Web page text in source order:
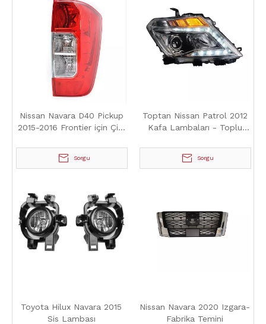
Nissan Navara D40 Pickup
2015-2016 Frontier için Çift
Sorgu
Toptan Nissan Patrol 2012
Kafa Lambaları - Toplu
Doğrudan Tedarikçisi
Sorgu
Toyota Hilux Navara 2015
Sis Lambası
Nissan Navara 2020 Izgara-
Fabrika Temini